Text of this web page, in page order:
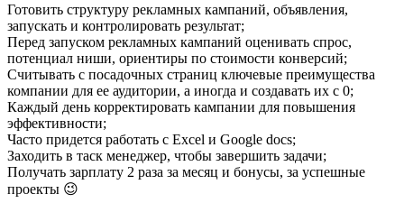
Готовить структуру рекламных кампаний, объявления,
запускать и контролировать результат;
Перед запуском рекламных кампаний оценивать спрос,
потенциал ниши, ориентиры по стоимости конверсий;
Считывать с посадочных страниц ключевые преимущества
компании для ее аудитории, а иногда и создавать их с 0;
Каждый день корректировать кампании для повышения
эффективности;
Часто придется работать с Excel и Google docs;
Заходить в таск менеджер, чтобы завершить задачи;
Получать зарплату 2 раза за месяц и бонусы, за успешные
проекты 😉